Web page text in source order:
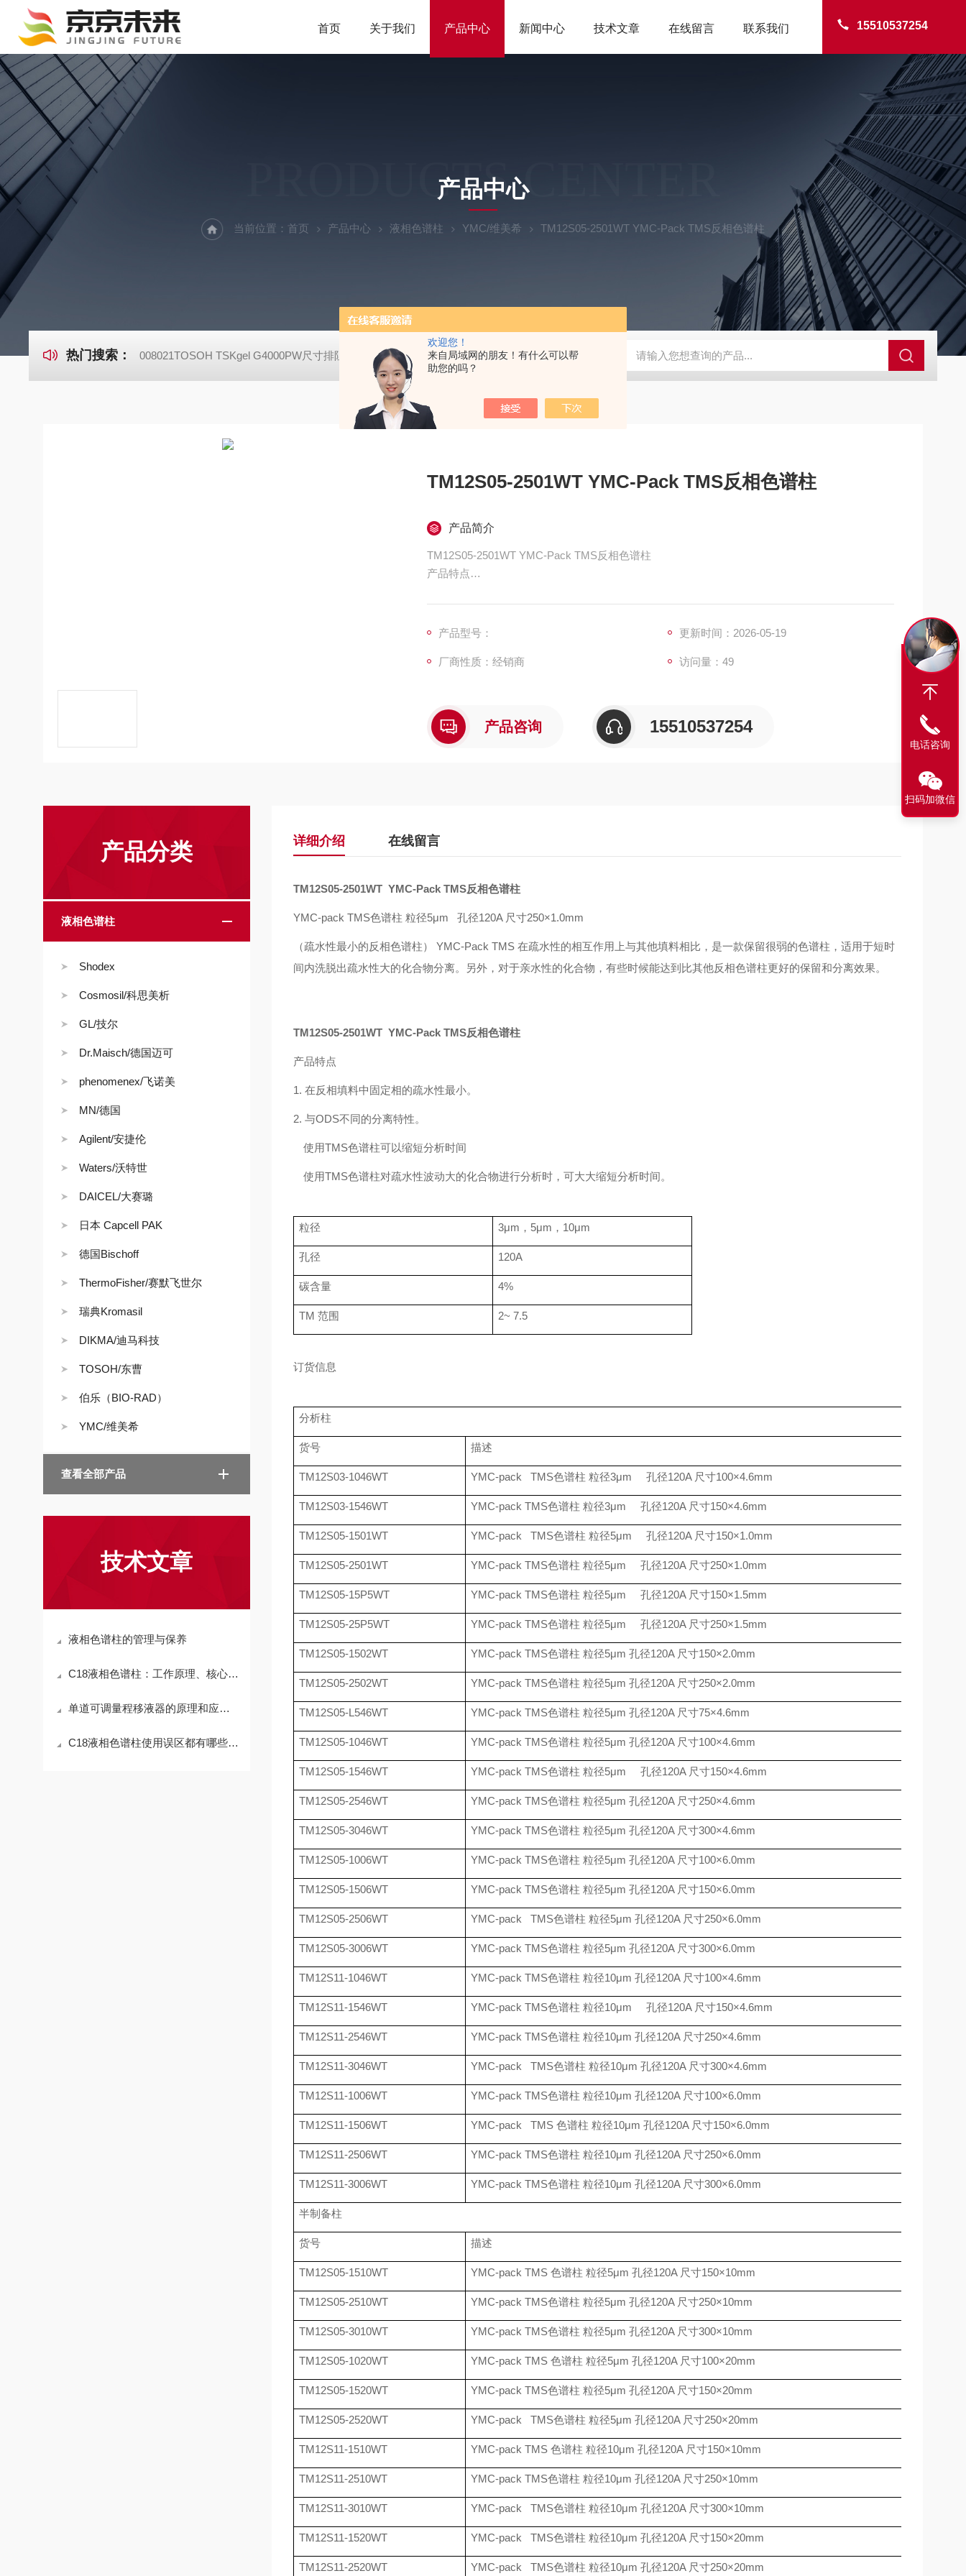
欢迎您！
来自局域网的朋友！有什么可以帮
助您的吗？
15510537254
首页 关于我们 产品中心 新闻中心 技术文章 在线留言 联系我们
PRODUCTS CENTER
产品中心
当前位置： 首页 产品中心 液相色谱柱 YMC/维美希 TM12S05-2501WT YMC-Pack TMS反相色谱柱
热门搜索： 008021TOSOH TSKgel G4000PW尺寸排阻色谱柱 CHIRALPAK®IC大赛璐手性色谱柱 Halo C18Halo 核壳型液相色谱柱 Xbridge BEH C18XBridge液相色谱柱
TM12S05-2501WT YMC-Pack TMS反相色谱柱
产品简介
TM12S05-2501WT YMC-Pack TMS反相色谱柱
产品特点
使用TMS色谱柱可以缩短分析时间
产品型号： 更新时间：2026-05-19
厂商性质：经销商 访问量：49
产品咨询 15510537254
产品分类
液相色谱柱
Shodex
Cosmosil/科思美析
GL/技尔
Dr.Maisch/德国迈可
phenomenex/飞诺美
MN/德国
Agilent/安捷伦
Waters/沃特世
DAICEL/大赛璐
日本 Capcell PAK
德国Bischoff
ThermoFisher/赛默飞世尔
瑞典Kromasil
DIKMA/迪马科技
TOSOH/东曹
伯乐（BIO-RAD）
YMC/维美希
查看全部产品
技术文章
液相色谱柱的管理与保养
C18液相色谱柱：工作原理、核心参数与应用场景解析
单道可调量程移液器的原理和应用介绍
C18液相色谱柱使用误区都有哪些呢？
详细介绍 在线留言
TM12S05-2501WT YMC-Pack TMS反相色谱柱
YMC-pack TMS色谱柱 粒径5μm 孔径120A 尺寸250×1.0mm
（疏水性最小的反相色谱柱） YMC-Pack TMS 在疏水性的相互作用上与其他填料相比，是一款保留很弱的色谱柱，适用于短时
间内洗脱出疏水性大的化合物分离。另外，对于亲水性的化合物，有些时候能达到比其他反相色谱柱更好的保留和分离效果。
TM12S05-2501WT YMC-Pack TMS反相色谱柱
产品特点
1. 在反相填料中固定相的疏水性最小。
2. 与ODS不同的分离特性。
使用TMS色谱柱可以缩短分析时间
使用TMS色谱柱对疏水性波动大的化合物进行分析时，可大大缩短分析时间。
粒径 3μm ， 5μm ， 10μm
孔径 120A
碳含量 4%
TM 范围 2~ 7.5
订货信息
分析柱
货号 描述
TM12S03-1046WT YMC-pack TMS色谱柱 粒径3μm 孔径120A 尺寸100×4.6mm
TM12S03-1546WT YMC-pack TMS色谱柱 粒径3μm 孔径120A 尺寸150×4.6mm
TM12S05-1501WT YMC-pack TMS色谱柱 粒径5μm 孔径120A 尺寸150×1.0mm
TM12S05-2501WT YMC-pack TMS色谱柱 粒径5μm 孔径120A 尺寸250×1.0mm
TM12S05-15P5WT YMC-pack TMS色谱柱 粒径5μm 孔径120A 尺寸150×1.5mm
TM12S05-25P5WT YMC-pack TMS色谱柱 粒径5μm 孔径120A 尺寸250×1.5mm
TM12S05-1502WT YMC-pack TMS色谱柱 粒径5μm 孔径120A 尺寸150×2.0mm
TM12S05-2502WT YMC-pack TMS色谱柱 粒径5μm 孔径120A 尺寸250×2.0mm
TM12S05-L546WT YMC-pack TMS色谱柱 粒径5μm 孔径120A 尺寸75×4.6mm
TM12S05-1046WT YMC-pack TMS色谱柱 粒径5μm 孔径120A 尺寸100×4.6mm
TM12S05-1546WT YMC-pack TMS色谱柱 粒径5μm 孔径120A 尺寸150×4.6mm
TM12S05-2546WT YMC-pack TMS色谱柱 粒径5μm 孔径120A 尺寸250×4.6mm
TM12S05-3046WT YMC-pack TMS色谱柱 粒径5μm 孔径120A 尺寸300×4.6mm
TM12S05-1006WT YMC-pack TMS色谱柱 粒径5μm 孔径120A 尺寸100×6.0mm
TM12S05-1506WT YMC-pack TMS色谱柱 粒径5μm 孔径120A 尺寸150×6.0mm
TM12S05-2506WT YMC-pack TMS色谱柱 粒径5μm 孔径120A 尺寸250×6.0mm
TM12S05-3006WT YMC-pack TMS色谱柱 粒径5μm 孔径120A 尺寸300×6.0mm
TM12S11-1046WT YMC-pack TMS色谱柱 粒径10μm 孔径120A 尺寸100×4.6mm
TM12S11-1546WT YMC-pack TMS色谱柱 粒径10μm 孔径120A 尺寸150×4.6mm
TM12S11-2546WT YMC-pack TMS色谱柱 粒径10μm 孔径120A 尺寸250×4.6mm
TM12S11-3046WT YMC-pack TMS色谱柱 粒径10μm 孔径120A 尺寸300×4.6mm
TM12S11-1006WT YMC-pack TMS色谱柱 粒径10μm 孔径120A 尺寸100×6.0mm
TM12S11-1506WT YMC-pack TMS 色谱柱 粒径10μm 孔径120A 尺寸150×6.0mm
TM12S11-2506WT YMC-pack TMS色谱柱 粒径10μm 孔径120A 尺寸250×6.0mm
TM12S11-3006WT YMC-pack TMS色谱柱 粒径10μm 孔径120A 尺寸300×6.0mm
半制备柱
货号 描述
TM12S05-1510WT YMC-pack TMS 色谱柱 粒径5μm 孔径120A 尺寸150×10mm
TM12S05-2510WT YMC-pack TMS色谱柱 粒径5μm 孔径120A 尺寸250×10mm
TM12S05-3010WT YMC-pack TMS色谱柱 粒径5μm 孔径120A 尺寸300×10mm
TM12S05-1020WT YMC-pack TMS 色谱柱 粒径5μm 孔径120A 尺寸100×20mm
TM12S05-1520WT YMC-pack TMS色谱柱 粒径5μm 孔径120A 尺寸150×20mm
TM12S05-2520WT YMC-pack TMS色谱柱 粒径5μm 孔径120A 尺寸250×20mm
TM12S11-1510WT YMC-pack TMS 色谱柱 粒径10μm 孔径120A 尺寸150×10mm
TM12S11-2510WT YMC-pack TMS色谱柱 粒径10μm 孔径120A 尺寸250×10mm
TM12S11-3010WT YMC-pack TMS色谱柱 粒径10μm 孔径120A 尺寸300×10mm
TM12S11-1520WT YMC-pack TMS色谱柱 粒径10μm 孔径120A 尺寸150×20mm
TM12S11-2520WT YMC-pack TMS色谱柱 粒径10μm 孔径120A 尺寸250×20mm
电话咨询
扫码加微信